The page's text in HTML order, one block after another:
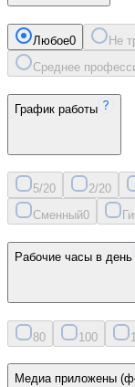
Любое0 Не
Среднее
График работы
5/20 2/20
Сменный0
Рабочие часы в день
80 100
Медиа приложены